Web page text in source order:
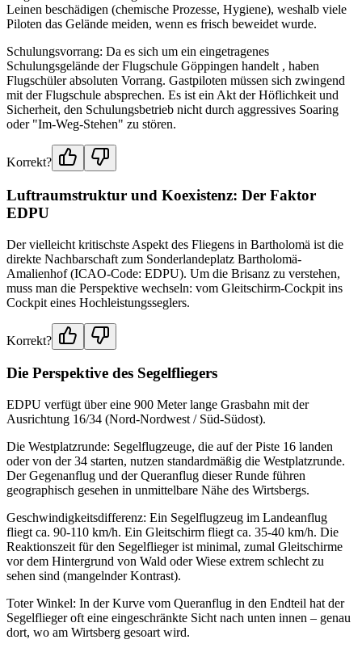
Leinen beschädigen (chemische Prozesse, Hygiene), weshalb viele
Piloten das Gelände meiden, wenn es frisch beweidet wurde.
Schulungsvorrang: Da es sich um ein eingetragenes
Schulungsgelände der Flugschule Göppingen handelt , haben
Flugschüler absoluten Vorrang. Gastpiloten müssen sich zwingend
mit der Flugschule absprechen. Es ist ein Akt der Höflichkeit und
Sicherheit, den Schulungsbetrieb nicht durch aggressives Soaring
oder "Im-Weg-Stehen" zu stören.
Korrekt?
Luftraumstruktur und Koexistenz: Der Faktor
EDPU
Der vielleicht kritischste Aspekt des Fliegens in Bartholomä ist die
direkte Nachbarschaft zum Sonderlandeplatz Bartholomä-
Amalienhof (ICAO-Code: EDPU). Um die Brisanz zu verstehen,
muss man die Perspektive wechseln: vom Gleitschirm-Cockpit ins
Cockpit eines Hochleistungsseglers.
Korrekt?
Die Perspektive des Segelfliegers
EDPU verfügt über eine 900 Meter lange Grasbahn mit der
Ausrichtung 16/34 (Nord-Nordwest / Süd-Südost).
Die Westplatzrunde: Segelflugzeuge, die auf der Piste 16 landen
oder von der 34 starten, nutzen standardmäßig die Westplatzrunde.
Der Gegenanflug und der Queranflug dieser Runde führen
geographisch gesehen in unmittelbare Nähe des Wirtsbergs.
Geschwindigkeitsdifferenz: Ein Segelflugzeug im Landeanflug
fliegt ca. 90-110 km/h. Ein Gleitschirm fliegt ca. 35-40 km/h. Die
Reaktionszeit für den Segelflieger ist minimal, zumal Gleitschirme
vor dem Hintergrund von Wald oder Wiese extrem schlecht zu
sehen sind (mangelnder Kontrast).
Toter Winkel: In der Kurve vom Queranflug in den Endteil hat der
Segelflieger oft eine eingeschränkte Sicht nach unten innen – genau
dort, wo am Wirtsberg gesoart wird.